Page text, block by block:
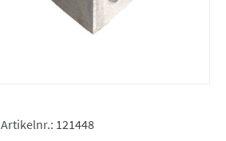
Artikelnr.: 121448